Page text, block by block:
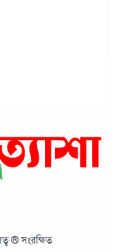
® সংরক্ষিত